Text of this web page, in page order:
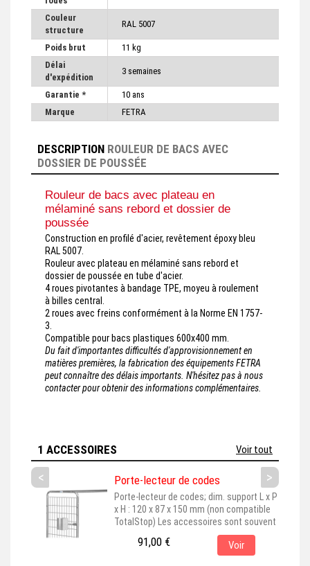
Couleur
structure
RAL 5007
Poids brut
11 kg
Délai
d'expédition
3 semaines
Garantie *
10 ans
Marque
FETRA
DESCRIPTION ROULEUR DE BACS AVEC
DOSSIER DE POUSSÉE
Rouleur de bacs avec plateau en
mélaminé sans rebord et dossier de
poussée
Construction en profilé d'acier, revêtement époxy bleu
RAL 5007.
Rouleur avec plateau en mélaminé sans rebord et
dossier de poussée en tube d'acier.
4 roues pivotantes à bandage TPE, moyeu à roulement
à billes central.
2 roues avec freins conformément à la Norme EN 1757-
3.
Compatible pour bacs plastiques 600x400 mm.
Du fait d'importantes difficultés d'approvisionnement en
matières premières, la fabrication des équipements FETRA
peut connaître des délais importants. N'hésitez pas à nous
contacter pour obtenir des informations complémentaires.
1 ACCESSOIRES Voir tout
< >
Porte-lecteur de codes
Porte-lecteur de codes; dim. support L x P
x H : 120 x 87 x 150 mm (non compatible
TotalStop) Les accessoires sont souvent
représentés montés sur leur produit de
base, pour une meilleure visualisation. En
choisissant cet accessoire, assurez-vous
91,00 € Voir